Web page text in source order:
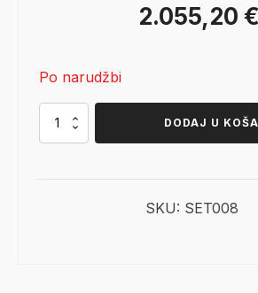
Izvorna
2.055,20 €
Po narudžbi
Dimplex
DODAJ U
SKU: SET008